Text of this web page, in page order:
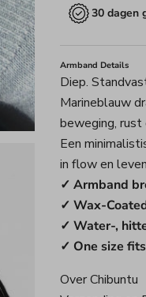
30 dagen
Armband Details
Diep.
Marineblauw
beweging, rust
Een
in flow en
✓ Armband
✓ Wax-
✓ Water-,
✓ One size
Over Chibuntu